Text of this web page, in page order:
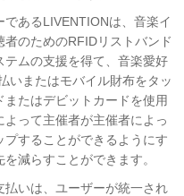
あるLIVENTIONは、音楽イ
のためのRFIDリストバンド
ムの支援を得て、音楽愛好
いまたはモバイル財布をタッ
たはデビットカードを使用
って主催者が主催者によっ
することができるようにす
減らすことができます。
いは、ユーザーが統一され